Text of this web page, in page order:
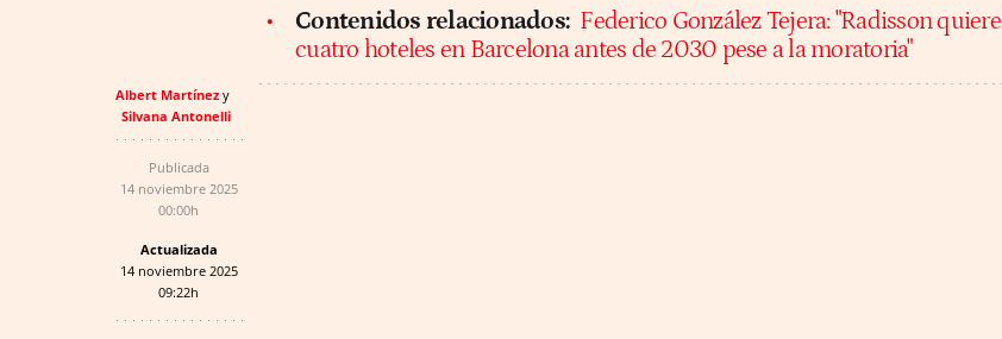
Contenidos relacionados: Federico González Tejera: "Radisson quiere
cuatro hoteles en Barcelona antes de 2030 pese a la moratoria"
Albert Martínez
Silvana Antonelli
Publicada
14 noviembre 2025
00:00h
Actualizada
14 noviembre 2025
09:22h